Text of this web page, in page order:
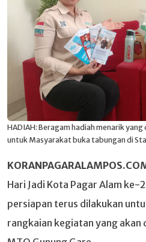
HADIAH: Beragam hadiah menarik yang
untuk Masyarakat buka tabungan di
Hari Jadi Kota Pagar Alam ke-
persiapan terus dilakukan
rangkaian kegiatan yang akan